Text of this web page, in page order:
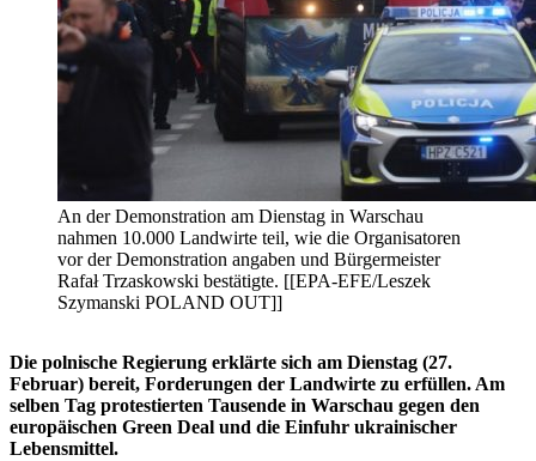
An der Demonstration am Dienstag in Warschau
nahmen 10.000 Landwirte teil, wie die Organisatoren
vor der Demonstration angaben und Bürgermeister
Rafał Trzaskowski bestätigte. [[EPA-EFE/Leszek
Szymanski POLAND OUT]]
Die polnische Regierung erklärte sich am Dienstag (27.
Februar) bereit, Forderungen der Landwirte zu erfüllen. Am
selben Tag protestierten Tausende in Warschau gegen den
europäischen Green Deal und die Einfuhr ukrainischer
Lebensmittel.